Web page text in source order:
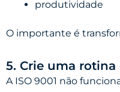
produtividade
O importante é
5. Crie uma
A ISO 9001 não